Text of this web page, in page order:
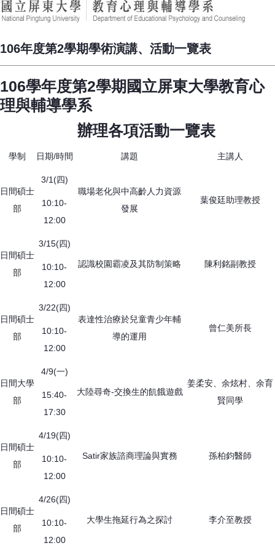
106年度第2學期學術演講、活動一覽表
106學年度第2學期國立屏東大學教育心
理與輔導學系
辦理各項活動一覽表
學制 日期/時間 講題 主講人
日間碩士
部
3/1(四)
10:10-
12:00
職場老化與中高齡人力資源
發展
葉俊廷助理教授
日間碩士
部
3/15(四)
10:10-
12:00
認識校園霸凌及其防制策略 陳利銘副教授
日間碩士
部
3/22(四)
10:10-
12:00
表達性治療於兒童青少年輔
導的運用
曾仁美所長
日間大學
部
4/9(一)
15:40-
17:30
大陸尋奇-交換生的飢餓遊戲
姜柔安、余炫村、余育
賢同學
日間碩士
部
4/19(四)
10:10-
12:00
Satir家族諮商理論與實務 孫柏鈞醫師
日間碩士
部
4/26(四)
10:10-
12:00
大學生拖延行為之探討 李介至教授